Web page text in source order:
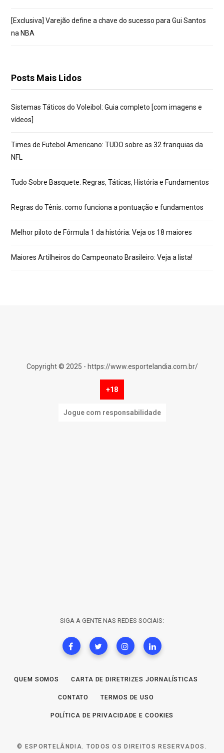
[Exclusiva] Varejão define a chave do sucesso para Gui Santos
na NBA
Posts Mais Lidos
Sistemas Táticos do Voleibol: Guia completo [com imagens e
vídeos]
Times de Futebol Americano: TUDO sobre as 32 franquias da
NFL
Tudo Sobre Basquete: Regras, Táticas, História e Fundamentos
Regras do Tênis: como funciona a pontuação e fundamentos
Melhor piloto de Fórmula 1 da história: Veja os 18 maiores
Maiores Artilheiros do Campeonato Brasileiro: Veja a lista!
Copyright © 2025 - https://www.esportelandia.com.br/
+18
Jogue com responsabilidade
SIGA A GENTE NAS REDES SOCIAIS:
QUEM SOMOS CARTA DE DIRETRIZES JORNALÍSTICAS
CONTATO TERMOS DE USO
POLÍTICA DE PRIVACIDADE E COOKIES
© ESPORTELÂNDIA. TODOS OS DIREITOS RESERVADOS.